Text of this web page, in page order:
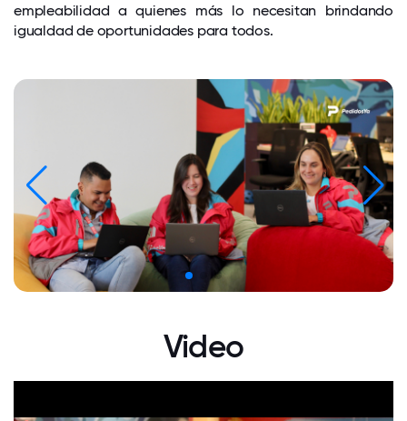
empleabilidad a quienes más lo necesitan brindando
igualdad de oportunidades para todos.
Video